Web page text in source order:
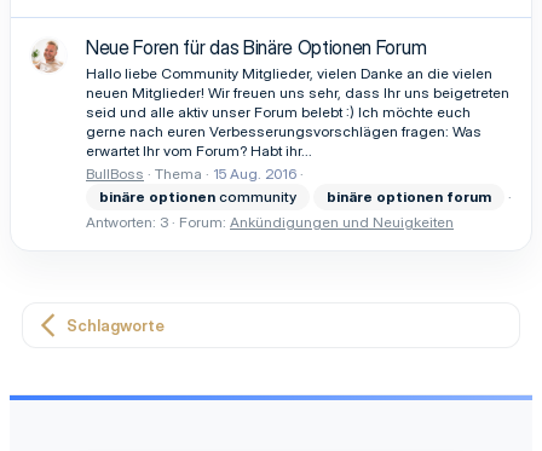
Neue Foren für das Binäre Optionen Forum
Hallo liebe Community Mitglieder, vielen Danke an die vielen
neuen Mitglieder! Wir freuen uns sehr, dass Ihr uns beigetreten
seid und alle aktiv unser Forum belebt :) Ich möchte euch
gerne nach euren Verbesserungsvorschlägen fragen: Was
erwartet Ihr vom Forum? Habt ihr...
BullBoss
Thema
15 Aug. 2016
binäre optionen community binäre optionen forum
Antworten: 3
Forum: Ankündigungen und Neuigkeiten
Schlagworte